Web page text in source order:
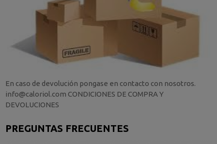
En caso de devolución pongase en contacto con nosotros.
info@caloriol.com CONDICIONES DE COMPRA Y
DEVOLUCIONES
PREGUNTAS FRECUENTES